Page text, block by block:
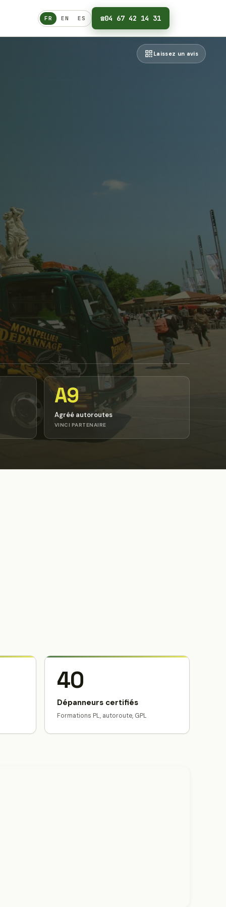
Français
FR EN ES ☎04 67 42 14 31
Laissez un avis
A9
Agréé autoroutes
VINCI PARTENAIRE
40
Dépanneurs certifiés
Formations PL, autoroute, GPL